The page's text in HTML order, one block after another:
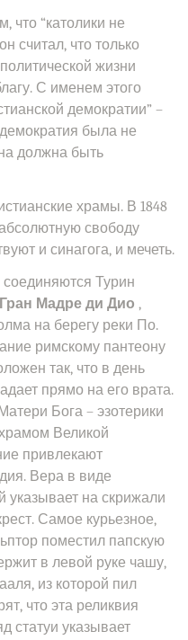
что “католики не
считал, что только
жизни
С именем этого
демократии” –
была не
должна быть
храмы. В 1848
свободу
и синагога, и мечеть.
соединяются Турин
Гран Мадре ди Дио ,
на берегу реки По.
римскому пантеону
так, что в день
прямо на его врата.
Бога – эзотерики
Великой
привлекают
Вера в виде
указывает на скрижали
Самое курьезное,
поместил папскую
в левой руке чашу,
из которой пил
что эта реликвия
статуи указывает